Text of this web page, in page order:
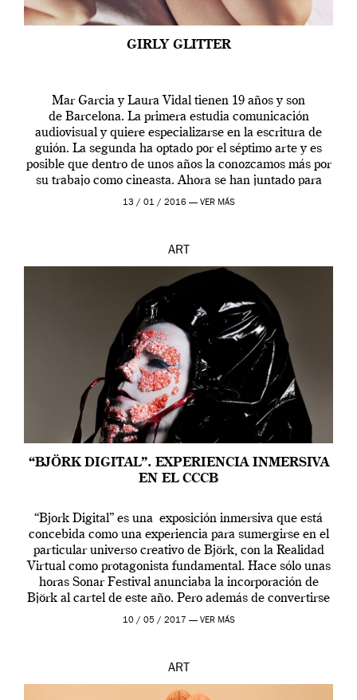
GIRLY GLITTER
Mar Garcia y Laura Vidal tienen 19 años y son
de Barcelona. La primera estudia comunicación
audiovisual y quiere especializarse en la escritura de
guión. La segunda ha optado por el séptimo arte y es
posible que dentro de unos años la conozcamos más por
su trabajo como cineasta. Ahora se han juntado para
contarnos una […]
13 / 01 / 2016 — VER MÁS
ART
“BJÖRK DIGITAL”. EXPERIENCIA INMERSIVA
EN EL CCCB
“Bjork Digital” es una exposición inmersiva que está
concebida como una experiencia para sumergirse en el
particular universo creativo de Björk, con la Realidad
Virtual como protagonista fundamental. Hace sólo unas
horas Sonar Festival anunciaba la incorporación de
Björk al cartel de este año. Pero además de convertirse
en una de las actuaciones más relevantes […]
10 / 05 / 2017 — VER MÁS
ART